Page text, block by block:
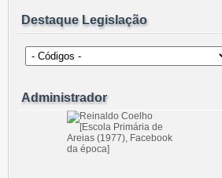
Destaque Legislação
Administrador